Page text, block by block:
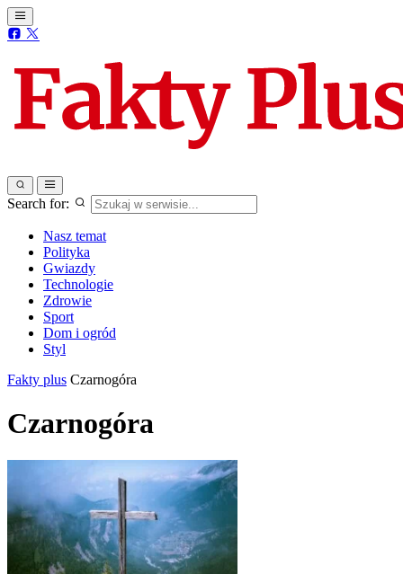
Search for:
Nasz temat
Polityka
Gwiazdy
Technologie
Zdrowie
Sport
Dom i ogród
Styl
Fakty plus Czarnogóra
Czarnogóra